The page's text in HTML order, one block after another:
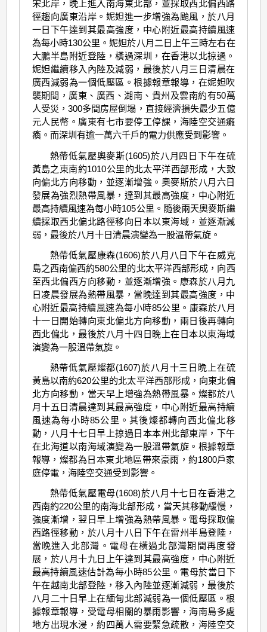
宋北岸，晚上進入南海東北部，並採取西北偏西路
徑趨向廣東沿岸。妮妲進一步增強為颱風，於八月
一日下午達到其最高強度，中心附近最高持續風速
為每小時130公里。妮妲於八月二日上午三時左右在
大鵬半島附近登陸，橫過深圳，在香港以北掠過。
妮妲繼續移入內陸及減弱，最後於八月三日清晨在
廣西減弱為一個低壓區。根據報章報導，在妮妲吹
襲期間，廣東、廣西、湖南、貴州及雲南約有50萬
人受災，300多間房屋倒塌，直接經濟損失最少五億
元人民幣。廣東有七市要停工停課，海陸空交通癱
瘓。而深圳有逾一萬六千戶的電力供應受到影響。
熱帶低氣壓奧麥斯(1605)於八月四日下午在硫
黃島之東南約1010公里的北太平洋西部形成，大致
向偏北方向移動，並逐漸增強。奧麥斯於八月六日
發展為強烈熱帶風暴，達到其最高強度，中心附近
最高持續風速為每小時105公里。隨後兩天奧麥斯繼
續採取西北偏北路徑移向日本以東海域，並逐漸減
弱，最後於八月十日清晨演變為一股溫帶氣旋。
熱帶低氣壓康森(1606)於八月八日下午在威克
島之西南偏西約580公里的北太平洋西部形成，向西
至西北偏西方向移動，並逐漸增強。康森於八月九
日凌晨發展為熱帶風暴，當晚達到其最高強度，中
心附近最高持續風速為每小時85公里。康森於八月
十一日開始轉向東北偏北方向移動，兩日後再轉向
西北偏北，最後於八月十四日晚上在日本以東海域
演變為一股溫帶氣旋。
熱帶低氣壓燦都(1607)於八月十三日晩上在硫
黃島以南約620公里的北太平洋西部形成，向東北偏
北方向移動，當天早上增強為熱帶風暴。燦都於八
月十五日清晨達到其最高強度，中心附近最高持續
風速為每小時85公里。其後燦都轉向西北偏北移
動，八月十七日早上掠過日本本州北部東岸，下午
在北海道以南海域演變為一股溫帶氣旋。根據報章
報導，燦都為日本東北地區帶來豪雨，約1800戶家
庭停電，海陸空交通受到影響。
熱帶低氣壓電母(1608)於八月十七日在香港之
西南約220公里的南海北部形成，當天其移動緩慢，
強度漸增，翌日早上增強為熱帶風暴。電母採取偏
西路徑移動，於八月十八日下午在雷州半島登陸，
當晚進入北部灣。電母在橫過北部灣期間再度發
展，於八月十九日上午達到其最高強度，中心附近
最高持續風速估計為每小時85公里。電母於當日下
午在越南北部登陸，移入內陸並逐漸減弱，最後於
八月二十日早上在緬甸北部減弱為一個低壓區。根
據報章報導，受電母相關的暴雨影響，海南島多處
地方出現水浸，約四萬人需要緊急疏散，海陸空交